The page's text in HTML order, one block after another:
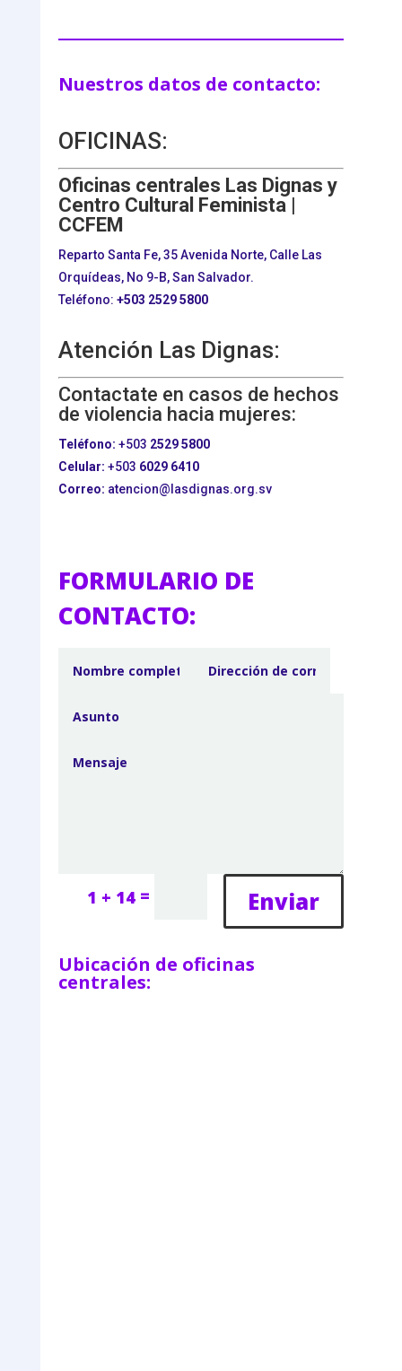
Nuestros datos de contacto:
OFICINAS:
Oficinas centrales Las Dignas y
Centro Cultural Feminista |
CCFEM
Reparto Santa Fe, 35 Avenida Norte, Calle Las
Orquídeas, No 9-B, San Salvador.
Teléfono: +503 2529 5800
Atención Las Dignas:
Contactate en casos de hechos
de violencia hacia mujeres:
Teléfono: +503 2529 5800
Celular: +503 6029 6410
Correo: atencion@lasdignas.org.sv
FORMULARIO DE
CONTACTO:
1 + 14 = Enviar
Ubicación de oficinas
centrales: